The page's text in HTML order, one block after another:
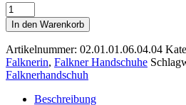
Adlerhandschuh
"Habichtschmiede"
Menge
In den Warenkorb
Artikelnummer: 02.01.01.06.04.04
Falknerin, Falkner Handschuhe
Falknerhandschuh
Beschreibung